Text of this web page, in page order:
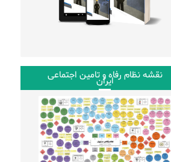
نقشه نظام رفاه و تامین اجتماعی
ایران